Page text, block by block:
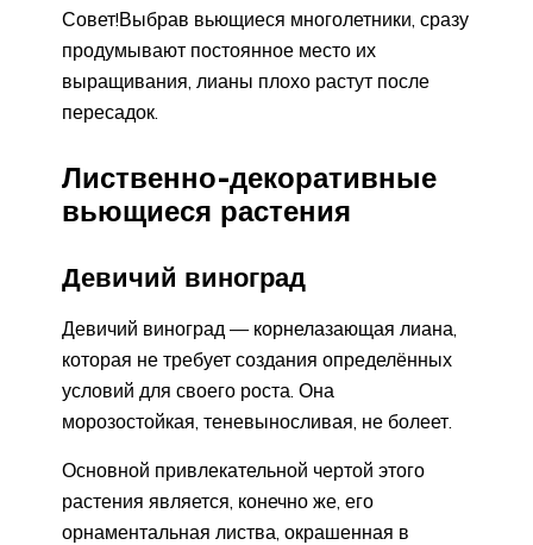
Совет!Выбрав вьющиеся многолетники, сразу
продумывают постоянное место их
выращивания, лианы плохо растут после
пересадок.
Лиственно-декоративные
вьющиеся растения
Девичий виноград
Девичий виноград — корнелазающая лиана,
которая не требует создания определённых
условий для своего роста. Она
морозостойкая, теневыносливая, не болеет.
Основной привлекательной чертой этого
растения является, конечно же, его
орнаментальная листва, окрашенная в